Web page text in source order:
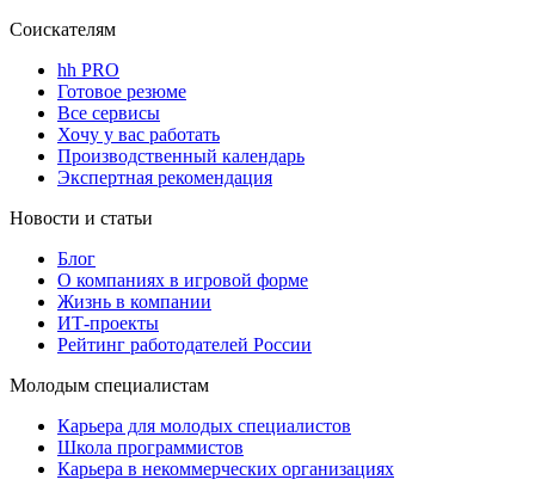
Соискателям
hh PRO
Готовое резюме
Все сервисы
Хочу у вас работать
Производственный календарь
Экспертная рекомендация
Новости и статьи
Блог
О компаниях в игровой форме
Жизнь в компании
ИТ-проекты
Рейтинг работодателей России
Молодым специалистам
Карьера для молодых специалистов
Школа программистов
Карьера в некоммерческих организациях